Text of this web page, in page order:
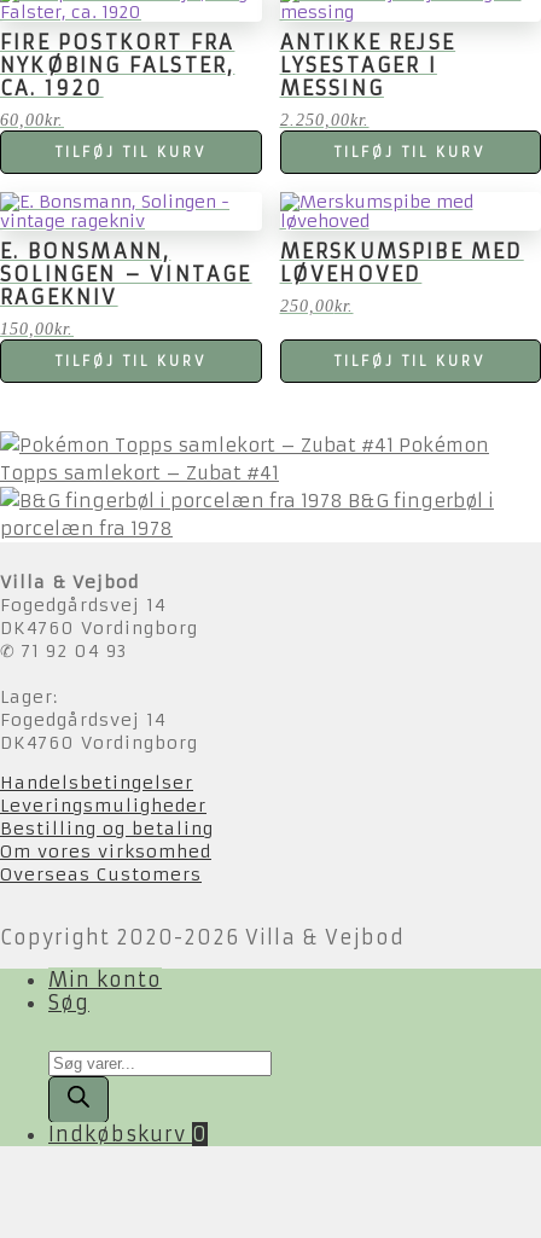
FIRE POSTKORT FRA
NYKØBING FALSTER,
CA. 1920
60,00kr.
TILFØJ TIL KURV
ANTIKKE REJSE
LYSESTAGER I
MESSING
2.250,00kr.
TILFØJ TIL KURV
E. BONSMANN,
SOLINGEN – VINTAGE
RAGEKNIV
150,00kr.
TILFØJ TIL KURV
MERSKUMSPIBE MED
LØVEHOVED
250,00kr.
TILFØJ TIL KURV
Pokémon
Topps samlekort – Zubat #41
B&G fingerbøl i
porcelæn fra 1978
Villa & Vejbod
Fogedgårdsvej 14
DK4760 Vordingborg
✆ 71 92 04 93
Lager:
Fogedgårdsvej 14
DK4760 Vordingborg
Handelsbetingelser
Leveringsmuligheder
Bestilling og betaling
Om vores virksomhed
Overseas Customers
Copyright 2020-2026 Villa & Vejbod
Min konto
Søg
Products
search
Indkøbskurv 0